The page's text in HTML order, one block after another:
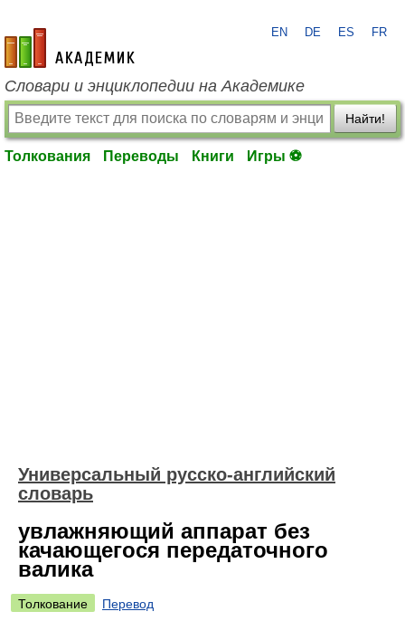
academic.ru
EN DE ES FR
Словари и энциклопедии на Академике
Найти!
Толкования Переводы Книги Игры ⚽
Универсальный русско-английский
словарь
увлажняющий аппарат без
качающегося передаточного
валика
Толкование
Перевод